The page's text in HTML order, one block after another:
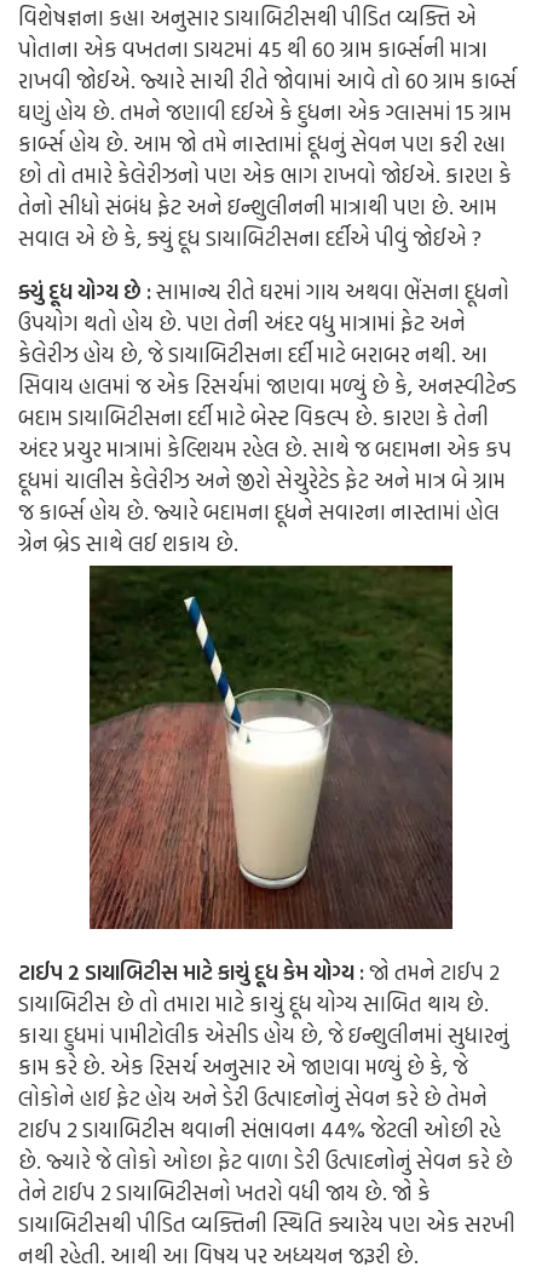
વિશેષજ્ઞના કહ્યા અનુસાર ડાયાબિટીસથી પીડિત વ્યક્તિ એ
પોતાના એક વખતના ડાયટમાં 45 થી 60 ગ્રામ કાર્બ્સની માત્રા
રાખવી જોઈએ. જ્યારે સાચી રીતે જોવામાં આવે તો 60 ગ્રામ કાર્બ્સ
ઘણું હોય છે. તમને જણાવી દઈએ કે દુધના એક ગ્લાસમાં 15 ગ્રામ
કાર્બ્સ હોય છે. આમ જો તમે નાસ્તામાં દૂધનું સેવન પણ કરી રહ્યા
છો તો તમારે કેલેરીઝનો પણ એક ભાગ રાખવો જોઈએ. કારણ કે
તેનો સીધો સંબંધ ફેટ અને ઇન્શુલીનની માત્રાથી પણ છે. આમ
સવાલ એ છે કે, ક્યું દૂધ ડાયાબિટીસના દર્દીએ પીવું જોઈએ ?
ક્યું દૂધ યોગ્ય છે :સામાન્ય રીતે ઘરમાં ગાય અથવા ભેંસના દૂધનો
ઉપયોગ થતો હોય છે. પણ તેની અંદર વધુ માત્રામાં ફેટ અને
કેલેરીઝ હોય છે, જે ડાયાબિટીસના દર્દી માટે બરાબર નથી. આ
સિવાય હાલમાં જ એક રિસર્ચમાં જાણવા મળ્યું છે કે, અનસ્વીટેન્ડ
બદામ ડાયાબિટીસના દર્દી માટે બેસ્ટ વિકલ્પ છે. કારણ કે તેની
અંદર પ્રચુર માત્રામાં કેલ્શિયમ રહેલ છે. સાથે જ બદામના એક કપ
દૂધમાં ચાલીસ કેલેરીઝ અને જીરો સેચુરેટેડ ફેટ અને માત્ર બે ગ્રામ
જ કાર્બ્સ હોય છે. જ્યારે બદામના દૂધને સવારના નાસ્તામાં હોલ
ગ્રેન બ્રેડ સાથે લઈ શકાય છે.
ટાઈપ 2 ડાયાબિટીસ માટે કાચું દૂધ કેમ યોગ્ય :જો તમને ટાઈપ 2
ડાયાબિટીસ છે તો તમારા માટે કાચું દૂધ યોગ્ય સાબિત થાય છે.
કાચા દુધમાં પામીટોલીક એસીડ હોય છે, જે ઇન્શુલીનમાં સુધારનું
કામ કરે છે. એક રિસર્ચ અનુસાર એ જાણવા મળ્યું છે કે, જે
લોકોને હાઈ ફેટ હોય અને ડેરી ઉત્પાદનોનું સેવન કરે છે તેમને
ટાઈપ 2 ડાયાબિટીસ થવાની સંભાવના 44% જેટલી ઓછી રહે
છે. જ્યારે જે લોકો ઓછા ફેટ વાળા ડેરી ઉત્પાદનોનું સેવન કરે છે
તેને ટાઈપ 2 ડાયાબિટીસનો ખતરો વધી જાય છે. જો કે
ડાયાબિટીસથી પીડિત વ્યક્તિની સ્થિતિ ક્યારેય પણ એક સરખી
નથી રહેતી. આથી આ વિષય પર અધ્યયન જરૂરી છે.